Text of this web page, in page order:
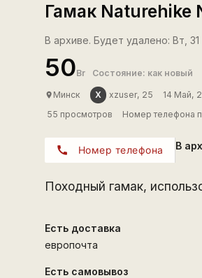
Гамак Naturehike
В архиве. Будет удалено: Вт, 31
50Br Состояние: как новый
place Минск X xzuser, 25
14 Май,
55 просмотров
Номер телефона
call Номер телефона В
Походный гамак,
Есть доставка
европочта
Есть самовывоз